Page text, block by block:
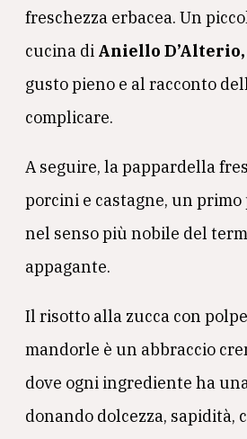
freschezza erbacea. Un
cucina di Aniello D’Alterio,
gusto pieno e al racconto
complicare.
A seguire, la pappardella
porcini e castagne, un
nel senso più nobile del
appagante.
Il risotto alla zucca con
mandorle è un abbraccio
dove ogni ingrediente ha
donando dolcezza, sapidità,